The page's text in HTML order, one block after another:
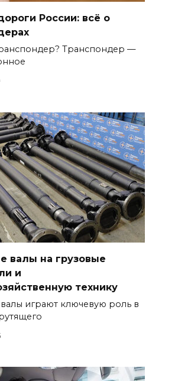
России: всё о
Транспондер —
валы на грузовые
и
технику
играют ключевую роль в